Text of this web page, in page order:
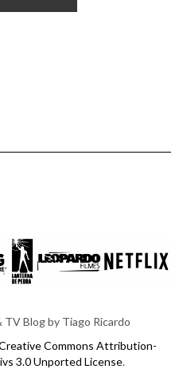
TV Blog by Tiago Ricardo
Commons Attribution-
3.0 Unported License.